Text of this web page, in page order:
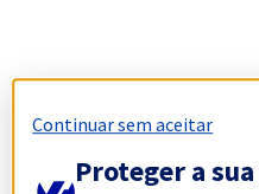
Continuar sem aceitar
Proteger a